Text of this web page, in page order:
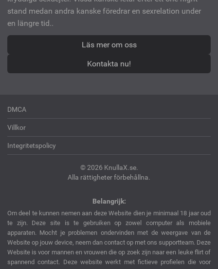
stand medan andra kanske föredrar en sexrelation under
en längre tid..
Läs mer om oss
Kontakta nu!
DMCA
Villkor
Integritetspolicy
© 2026 KnullaX.se.
Alla rättigheter förbehållna.
Belangrijk:
Om deel te kunnen nemen aan deze Website dien je minimaal 18 jaar oud
te zijn. Deze site is te gebruiken op zowel computer als mobiele
apparaten. Mocht je problemen ondervinden met de weergave van de
Website op jouw device, neem dan contact op met ons supportteam. Deze
Website is voor mannen en vrouwen die op zoek zijn naar een leuke flirt of
spannend contact. Deze website werkt met fictieve profielen die voor